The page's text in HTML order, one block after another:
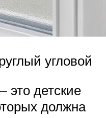
угловой
это детские
должна